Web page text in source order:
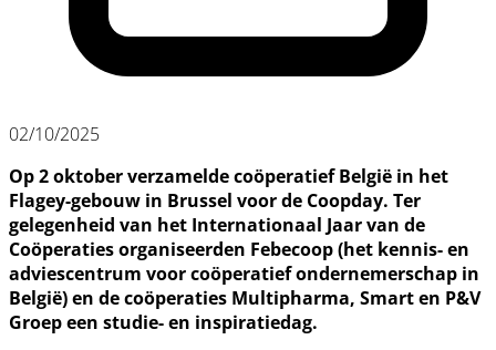
02/10/2025
Op 2 oktober verzamelde coöperatief België in het
Flagey-gebouw in Brussel voor de Coopday. Ter
gelegenheid van het Internationaal Jaar van de
Coöperaties organiseerden Febecoop (het kennis- en
adviescentrum voor coöperatief ondernemerschap in
België) en de coöperaties Multipharma, Smart en P&V
Groep een studie- en inspiratiedag.